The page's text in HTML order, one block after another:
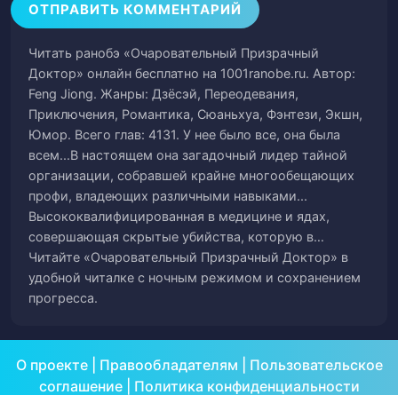
женский наряд
Глава 55. (2) - Одетая в восхитительный
женский наряд
59
Глава 56. Кто же Истинная
Возлюбленная?
60 Глава 57. С улыбкой оглядываясь назад
61
Глава 58. Пространственный Духовный
Дворец
Глава 59. Ножны Семи Звезд
Глава 60. Темная и прохладная ночь
Глава 61. Бойня в ночи
Читать ранобэ «Очаровательный Призрачный
Доктор» онлайн бесплатно на 1001ranobe.ru. Автор:
Feng Jiong. Жанры: Дзёсэй, Переодевания,
Приключения, Романтика, Сюаньхуа, Фэнтези, Экшн,
Юмор. Всего глав: 4131. У нее было все, она была
всем...В настоящем она загадочный лидер тайной
организации, собравшей крайне многообещающих
профи, владеющих различными навыками...
Высококвалифицированная в медицине и ядах,
совершающая скрытые убийства, которую в…
Читайте «Очаровательный Призрачный Доктор» в
удобной читалке с ночным режимом и сохранением
прогресса.
О проекте| Правообладателям
Пользовательское
соглашение| Политика конфиденциальности